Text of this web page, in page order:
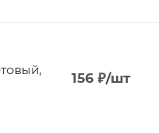
156₽/шт